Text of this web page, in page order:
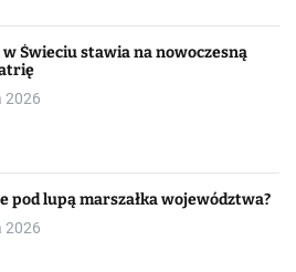
Świeciu stawia na nowoczesną
2026
pod lupą marszałka województwa?
2026